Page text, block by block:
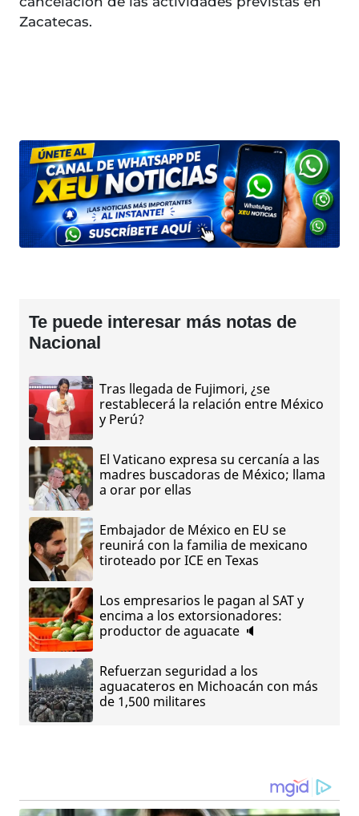
Zacatecas.
Te puede interesar más notas de
Nacional
Tras llegada de Fujimori, ¿se
restablecerá la relación entre México
y Perú?
El Vaticano expresa su cercanía a las
madres buscadoras de México; llama
a orar por ellas
Embajador de México en EU se
reunirá con la familia de mexicano
tiroteado por ICE en Texas
Los empresarios le pagan al SAT y
encima a los extorsionadores:
productor de aguacate 🔈
Refuerzan seguridad a los
aguacateros en Michoacán con más
de 1,500 militares